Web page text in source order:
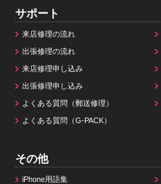
サポート
来店修理の流れ
出張修理の流れ
来店修理申し込み
出張修理申し込み
よくある質問（郵送修理）
よくある質問（G-PACK）
その他
iPhone用語集